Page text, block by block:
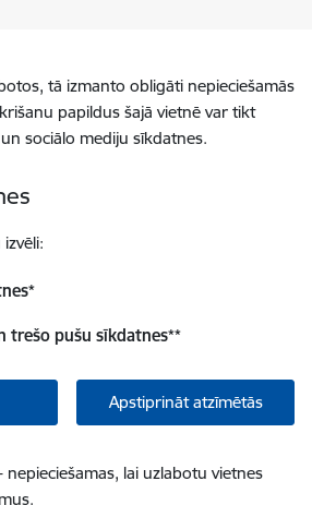
tā izmanto obligāti nepieciešamās
papildus šajā vietnē var tikt
sociālo mediju sīkdatnes.
*
trešo pušu sīkdatnes**
Apstiprināt atzīmētās
nepieciešamas, lai uzlabotu vietnes